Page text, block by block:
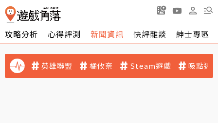
攻略分析 心得評測 新聞資訊 快評雜談 紳士專區
英雄聯盟 橘攸奈 Steam遊戲 吸點迷